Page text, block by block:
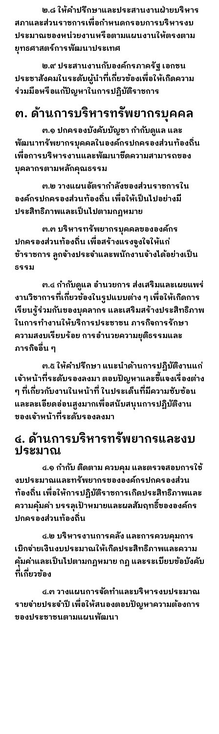
๒.๘ ให้คำปรึกษาและประสานงานฝ่ายบริหาร
สภาและส่วนราชการเพื่อกำหนดกรอบการบริหารงบ
ประมาณของหน่วยงานหรือตามแผนงานให้ตรงตาม
ยุทธศาสตร์การพัฒนาประเทศ
๒.๙ ประสานงานกับองค์กรภาครัฐ เอกชน
ประชาสังคมในระดับผู้นำที่เกี่ยวข้องเพื่อให้เกิดความ
ร่วมมือหรือแก้ปัญหาในการปฏิบัติราชการ
๓. ด้านการบริหารทรัพยากรบุคคล
๓.๑ ปกครองบังคับบัญชา กำกับดูแล และ
พัฒนาทรัพยากรบุคคลในองค์กรปกครองส่วนท้องถิ่น
เพื่อการบริหารงานและพัฒนาขีดความสามารถของ
บุคลากรตามหลักคุณธรรม
๓.๒ วางแผนอัตรากำลังของส่วนราชการใน
องค์กรปกครองส่วนท้องถิ่น เพื่อให้เป็นไปอย่างมี
ประสิทธิภาพและเป็นไปตามกฏหมาย
๓.๓ บริหารทรัพยากรบุคคลขององค์กร
ปกครองส่วนท้องถิ่น เพื่อสร้างแรงจูงใจให้แก่
ข้าราชการ ลูกจ้างประจำและพนักงานจ้างได้อย่างเป็น
ธรรม
๓.๔ กำกับดูแล อำนวยการ ส่งเสริมและเผยแพร่
งานวิชาการที่เกี่ยวข้องในรูปแบบต่าง ๆ เพื่อให้เกิดการ
เรียนรู้ร่วมกันของบุคลากร และเสริมสร้างประสิทธิภาพ
ในการทำงานให้บริการประชาชน ภารกิจการรักษา
ความสงบเรียบร้อย การอำนวยความยุติธรรมและ
ภารกิจอื่น ๆ
๓.๕ ให้คำปรึกษา แนะนำด้านการปฏิบัติงานแก่
เจ้าหน้าที่ระดับรองลงมา ตอบปัญหาและชี้แจงเรื่องต่าง
ๆ ที่เกี่ยวกับงานในหน้าที่ ในประเด็นที่มีความซับซ้อน
และละเอียดอ่อนสูงมากเพื่อสนับสนุนการปฏิบัติงาน
ของเจ้าหน้าที่ระดับรองลงมา
๔. ด้านการบริหารทรัพยากรและงบ
ประมาณ
๔.๑ กำกับ ติดตาม ควบคุม และตรวจสอบการใช้
งบประมาณและทรัพยากรขององค์กรปกครองส่วน
ท้องถิ่น เพื่อให้การปฏิบัติราชการเกิดประสิทธิภาพและ
ความคุ้มค่า บรรลุเป้าหมายและผลสัมฤทธิ์ขององค์กร
ปกครองส่วนท้องถิ่น
๔.๒ บริหารงานการคลัง และการควบคุมการ
เบิกจ่ายเงินงบประมาณให้เกิดประสิทธิภาพและความ
คุ้มค่าและเป็นไปตามกฏหมาย กฏ และระเบียบข้อบังคับ
ที่เกี่ยวข้อง
๔.๓ วางแผนการจัดทำและบริหารงบประมาณ
รายจ่ายประจำปี เพื่อให้สนองตอบปัญหาความต้องการ
ของประชาชนตามแผนพัฒนา